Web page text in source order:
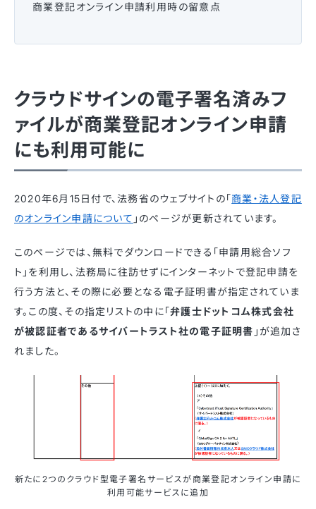
商業登記オンライン申請利用時の留意点
クラウドサインの電子署名済みフ
ァイルが商業登記オンライン申請
にも利用可能に
2020年6月15日付で、法務省のウェブサイトの「商業・法人登記
のオンライン申請について 」のページが更新されています。
このページでは、無料でダウンロードできる「申請用総合ソフ
ト」を利用し、法務局に往訪せずにインターネットで登記申請を
行う方法と、その際に必要となる電子証明書が指定されていま
す。この度、その指定リストの中に「弁護士ドットコム株式会社
が被認証者であるサイバートラスト社の電子証明書 」が追加さ
れました。
新たに2つのクラウド型電子署名サービスが商業登記オンライン申請に
利用可能サービスに追加